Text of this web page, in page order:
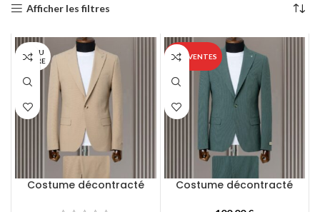
Afficher les filtres
EN RU
PTURE
Costume décontracté
TOP VENTES
Costume décontracté